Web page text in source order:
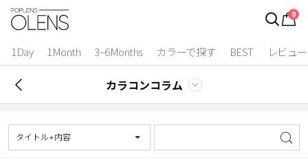
0
1Day 1Month 3~6Months カラーで探す BEST レビュー
ログイン
カラコン比較
今月限定特典
ベスト
カラコンコラム
タイトル+内容